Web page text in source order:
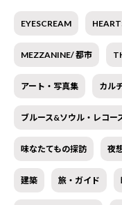
EYESCREAM
MEZZANINE/ 都市
アート・写真集 カル
ブルース&ソウル・レコー
味なたてもの探訪 夜
建築 旅・ガイド